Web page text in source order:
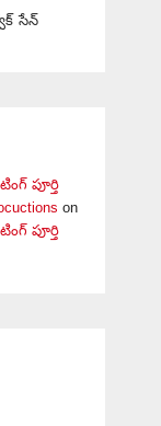
సేన్
పూర్తి
on
పూర్తి